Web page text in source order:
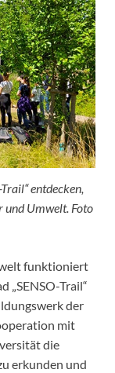
entdecken,
und Umwelt. Foto
funktioniert
„SENSO-Trail“
der
mit
die
erkunden und